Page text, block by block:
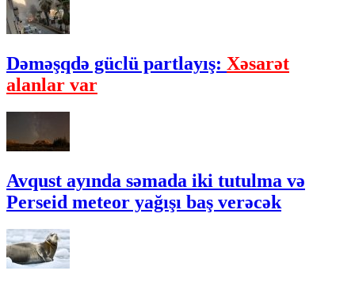
Dəməşqdə güclü partlayış: Xəsarət
alanlar var
Avqust ayında səmada iki tutulma və
Perseid meteor yağışı baş verəcək